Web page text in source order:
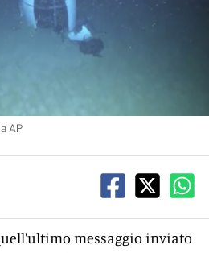
AP
messaggio inviato